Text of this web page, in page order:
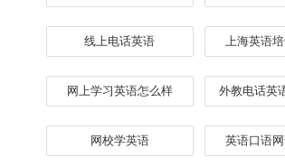
线上电话英语 上海英语
网上学习英语怎么样 外教电话英
网校学英语 英语口语